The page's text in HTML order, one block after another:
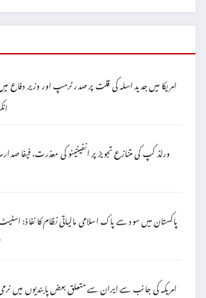
امریکا میں جدید اسلہ کی قلت پر صدر ٹرمپ اور وزیر دفاع
ورلڈ کپ کی متنازع تجویز پر انفینٹینو کی معذرت، فیفا
امریکہ کی جانب سے ایران سے متعلق بعض پابندیوں میں